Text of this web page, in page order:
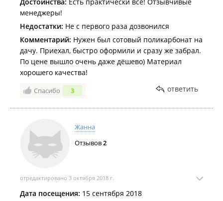
менеджеры!
Недостатки: Не с первого раза дозвонился
Комментарий: Нужен был сотовый поликарбонат на
дачу. Приехал, быстро оформили и сразу же забрал.
По цене вышло очень даже дёшево) Материал
хорошего качества!
Спасибо 3 ответить
Жанна
Отзывов2
отредактировано 3 октября 2018 г.
Дата посещения: 15 сентября 2018